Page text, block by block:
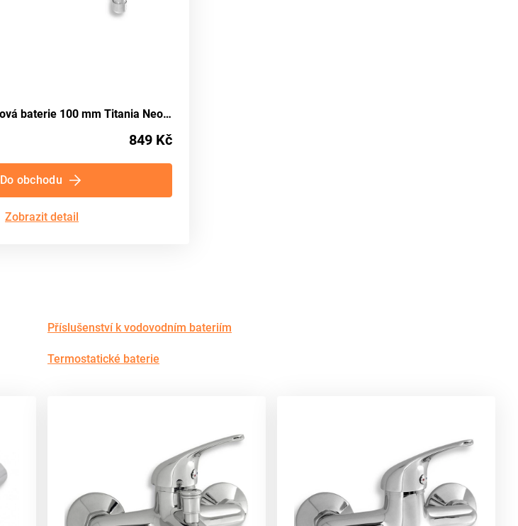
Dřezová umyvadlová baterie 100 mm Titania Neon chrom NOVASERVIS 93074/T,0
849 Kč
Do obchodu
Zobrazit detail
Příslušenství k vodovodním bateriím
Termostatické baterie